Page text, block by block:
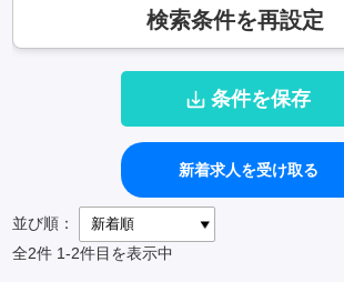
検索条件を再設定
条件を保存
新着求人を受け取る
並び順：
全2件 1-2件目を表示中